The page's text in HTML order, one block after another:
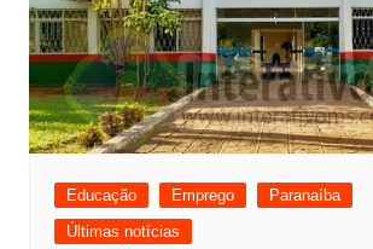
Educação Emprego
Paranaíba
Últimas notícias